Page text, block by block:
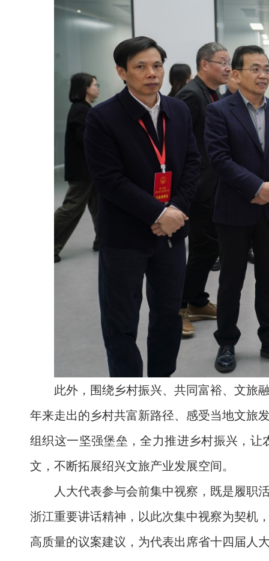
此外，围绕乡村振兴、共同富裕、文旅
年来走出的乡村共富新路径、感受当地文旅
组织这一坚强堡垒，全力推进乡村振兴，
文，不断拓展绍兴文旅产业发展空间。
人大代表参与会前集中视察，既是履职
浙江重要讲话精神，以此次集中视察为契机
高质量的议案建议，为代表出席省十四届人